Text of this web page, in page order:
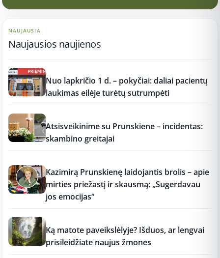
NAUJAUSIA
Naujausios naujienos
Nuo lapkričio 1 d. – pokyčiai: daliai pacientų
laukimas eilėje turėtų sutrumpėti
Atsisveikinime su Prunskiene – incidentas:
skambino greitajai
Kazimirą Prunskienę laidojantis brolis – apie
mirties priežastį ir skausmą: „Sugerdavau
jos emocijas“
Ką matote paveikslėlyje? Išduos, ar lengvai
prisileidžiate naujus žmones